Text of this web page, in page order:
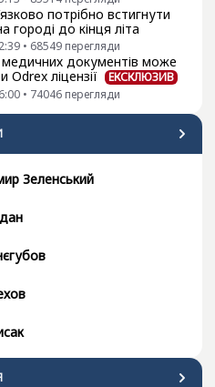
потрібно встигнути
городі до кінця літа
• 68549 перегляди
медичних документів може
Odrex ліцензії
ЕКСКЛЮЗИВ
• 74046 перегляди
Зеленський